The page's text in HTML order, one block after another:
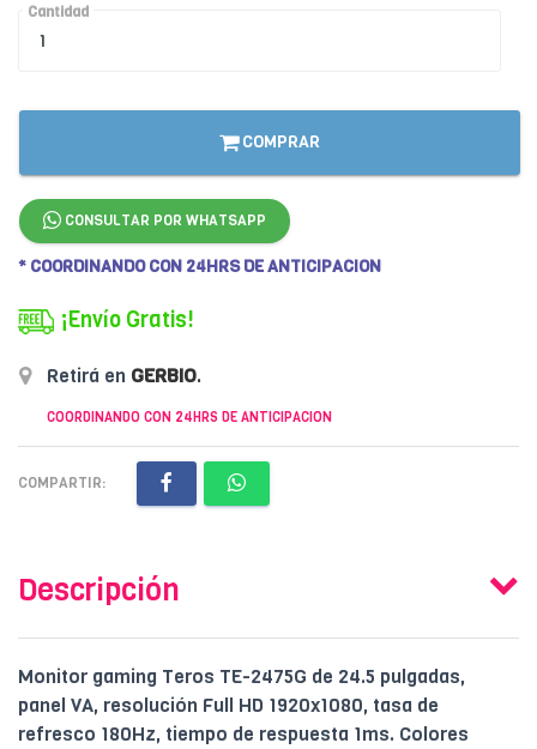
Cantidad
COMPRAR
CONSULTAR POR WHATSAPP
* COORDINANDO CON 24HRS DE ANTICIPACION
¡Envío Gratis!
Retirá en GERBIO.
COORDINANDO CON 24HRS DE ANTICIPACION
COMPARTIR:
Descripción
Monitor gaming Teros TE-2475G de 24.5 pulgadas,
panel VA, resolución Full HD 1920x1080, tasa de
refresco 180Hz, tiempo de respuesta 1ms. Colores